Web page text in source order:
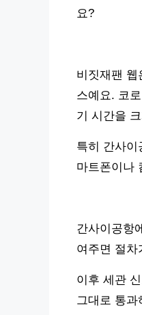
요?
비짓재팬 웹
스예요. 코
기 시간을
특히 간사이
마트폰이나
간사이공항
여주면 절차
이후 세관
그대로 통